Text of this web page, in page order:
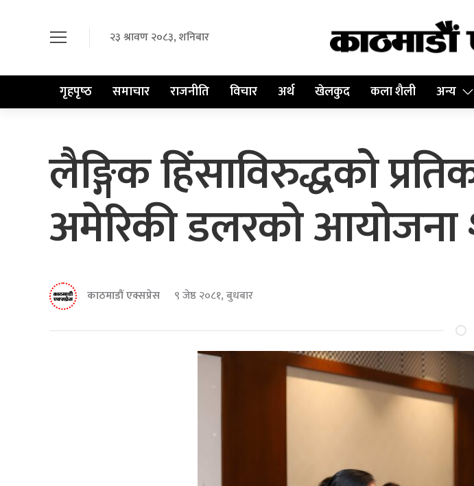
२३ श्रावण २०८३, शनिबार
गृहपृष्‍ठ समाचार राजनीति विचार अर्थ खेलकुद कला शैली अन्य
लैङ्गिक हिंसाविरुद्धको
अमेरिकी डलरको आयोजना
काठमाडौं एक्सप्रेस ९ जेष्ठ २०८१, बुधबार